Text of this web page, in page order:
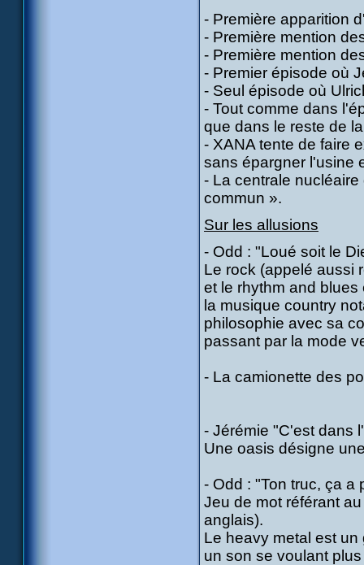
- Première apparition
- Première mention
- Première mention
- Premier épisode où
- Seul épisode où
- Tout comme dans
que dans le reste de
- XANA tente de faire
sans épargner l'usine
- La centrale
commun ».
Sur les allusions
- Odd : "Loué soit le
Le rock (appelé aussi
et le rhythm and
la musique country
philosophie avec sa
passant par la mode
- La camionette des
- Jérémie "C'est dans
Une oasis désigne
- Odd : "Ton truc, ça a
Jeu de mot référant
anglais).
Le heavy metal est
un son se voulant